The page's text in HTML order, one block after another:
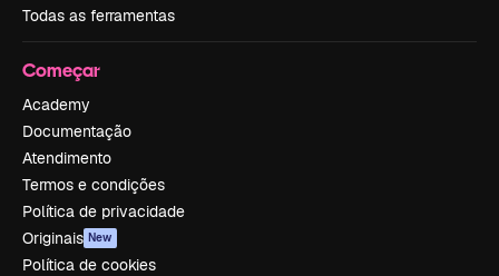
Todas as ferramentas
Começar
Academy
Documentação
Atendimento
Termos e condições
Política de privacidade
Originais New
Política de cookies